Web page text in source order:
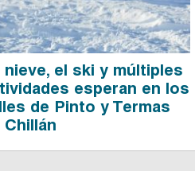
nieve, el ski y múltiples
esperan en los
de Pinto y Termas
Chillán